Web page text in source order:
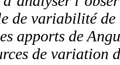
de variabilité de
apports de
de variation